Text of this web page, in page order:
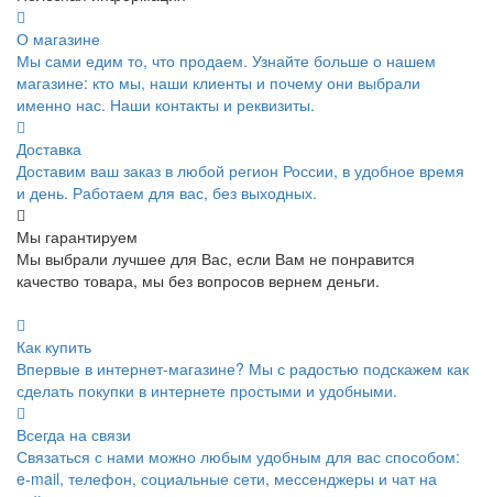
О магазине
Мы сами едим то, что продаем. Узнайте больше о нашем
магазине: кто мы, наши клиенты и почему они выбрали
именно нас. Наши контакты и реквизиты.
Доставка
Доставим ваш заказ в любой регион России, в удобное время
и день. Работаем для вас, без выходных.
Мы гарантируем
Мы выбрали лучшее для Вас, если Вам не понравится
качество товара, мы без вопросов вернем деньги.
Как купить
Впервые в интернет-магазине? Мы с радостью подскажем как
сделать покупки в интернете простыми и удобными.
Всегда на связи
Связаться с нами можно любым удобным для вас способом:
e-mail, телефон, социальные сети, мессенджеры и чат на